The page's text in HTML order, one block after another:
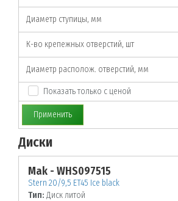
Диаметр ступицы, мм
К-во крепежных отверстий, шт
Диаметр располож. отверстий, мм
Показать только с ценой
Применить
Диски
Mak - WHS097515
Stern 20/9,5 ET45 Ice black
Тип: Диск литой
По заданным параметрам товары не найдены!